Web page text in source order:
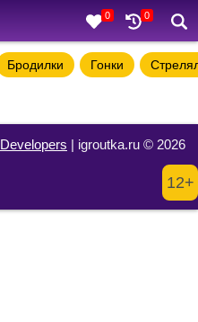
0 0
Бродилки Гонки
Developers | igroutka.ru © 2026
12+